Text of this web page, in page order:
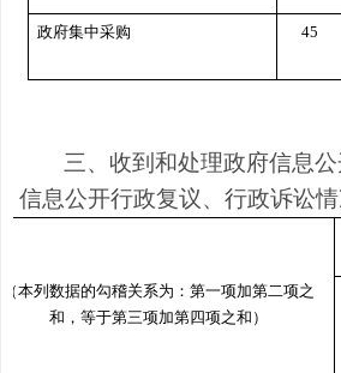
政府集中采购 45
三、收到和处理政府信息
信息公开行政复议、行政诉讼
（本列数据的勾稽关系为：第一项加第二项之
和，等于第三项加第四项之和）